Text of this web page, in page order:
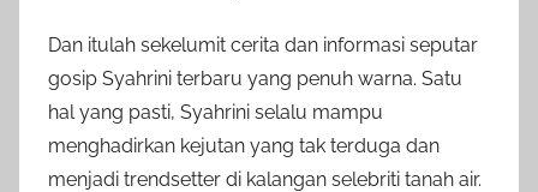
Dan itulah sekelumit cerita dan informasi seputar
gosip Syahrini terbaru yang penuh warna. Satu
hal yang pasti, Syahrini selalu mampu
menghadirkan kejutan yang tak terduga dan
menjadi trendsetter di kalangan selebriti tanah air.